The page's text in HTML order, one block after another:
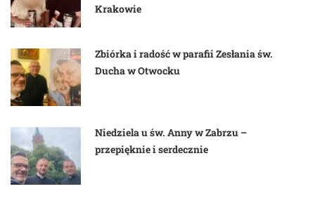
Krakowie
Zbiórka i radość w parafii Zesłania św.
Ducha w Otwocku
Niedziela u św. Anny w Zabrzu –
przepięknie i serdecznie